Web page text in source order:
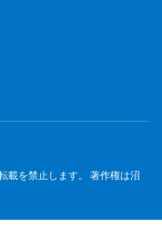
載を禁止します。 著作権は沼